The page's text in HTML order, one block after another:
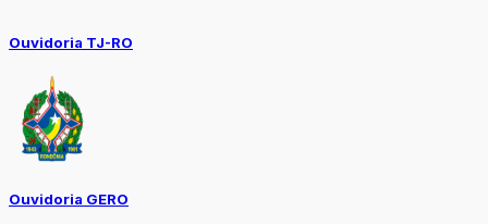
Ouvidoria TJ-RO
Ouvidoria GERO